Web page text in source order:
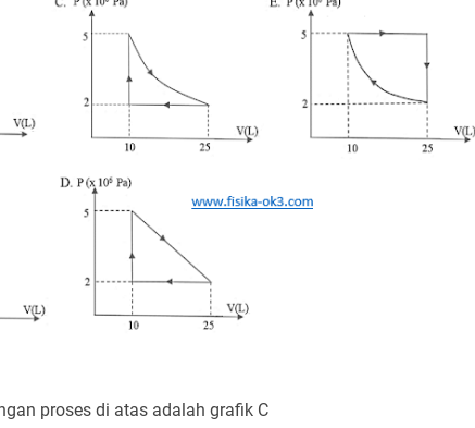
proses di atas adalah grafik C